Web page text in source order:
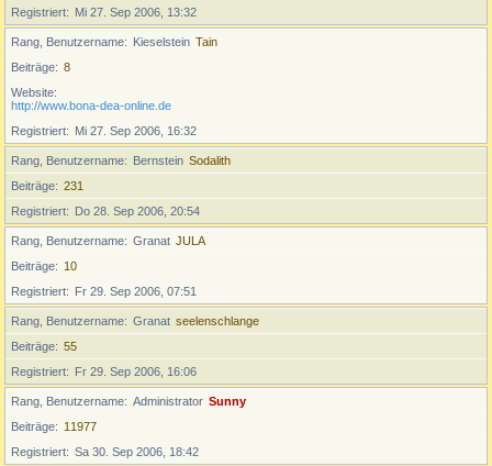
Registriert
Mi 27. Sep 2006, 13:32
Rang, Benutzername Kieselstein Tain
Beiträge
8
Website
http://www.bona-dea-online.de
Registriert
Mi 27. Sep 2006, 16:32
Rang, Benutzername Bernstein Sodalith
Beiträge
231
Registriert
Do 28. Sep 2006, 20:54
Rang, Benutzername Granat JULA
Beiträge
10
Registriert
Fr 29. Sep 2006, 07:51
Rang, Benutzername Granat seelenschlange
Beiträge
55
Registriert
Fr 29. Sep 2006, 16:06
Rang, Benutzername Administrator Sunny
Beiträge
11977
Registriert
Sa 30. Sep 2006, 18:42